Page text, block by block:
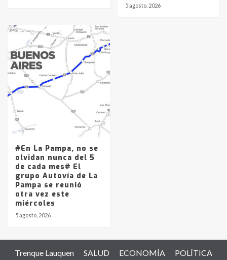
5 agosto, 2026
#En La Pampa, no se
olvidan nunca del 5
de cada mes# El
grupo Autovía de La
Pampa se reunió
otra vez este
miércoles
5 agosto, 2026
Trenque Lauquen SALUD ECONOMÍA POLÍTICA